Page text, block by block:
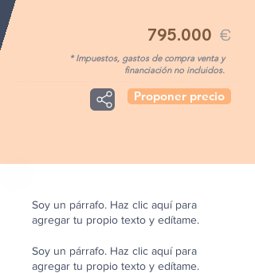
795.000 €
* Impuestos, gastos de compra venta y
financiación no incluidos.
Proponer precio
Soy un párrafo. Haz clic aquí para
agregar tu propio texto y edítame.
Soy un párrafo. Haz clic aquí para
agregar tu propio texto y edítame.